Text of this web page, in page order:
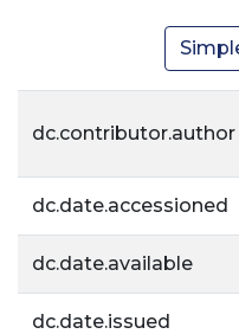
dc.contributor.author
dc.date.accessioned
dc.date.available
dc.date.issued